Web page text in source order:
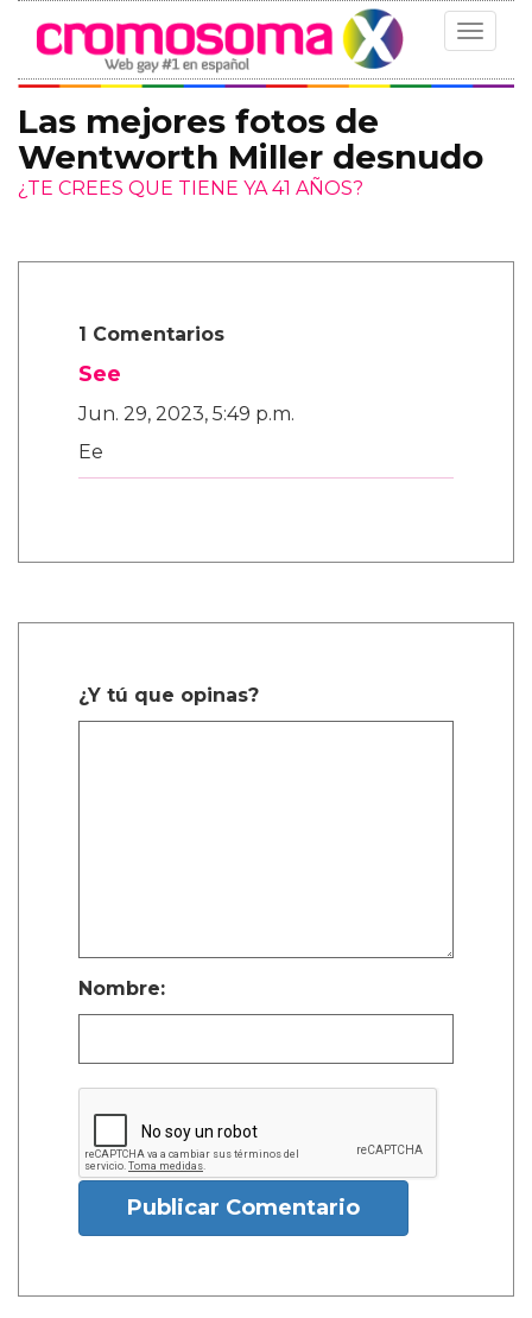
Toggle
Las mejores fotos de
Wentworth Miller desnudo
¿TE CREES QUE TIENE YA 41 AÑOS?
1 Comentarios
See
Jun. 29, 2023, 5:49 p.m.
Ee
¿Y tú que opinas?
Nombre:
Publicar Comentario